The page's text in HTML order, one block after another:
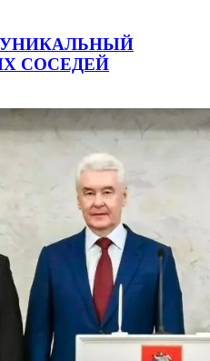
УНИКАЛЬНЫЙ
СОСЕДЕЙ